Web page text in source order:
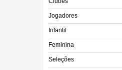
Jogadores
Infantil
Feminina
Seleções